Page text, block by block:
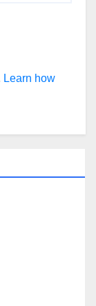
Learn how